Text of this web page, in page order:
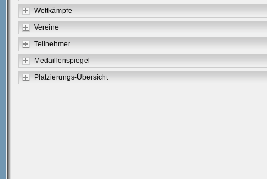
Wettkämpfe
Vereine
Teilnehmer
Medaillenspiegel
Platzierungs-Übersicht